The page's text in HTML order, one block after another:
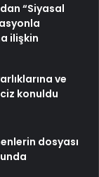
“Siyasal
ilişkin
ve
konuldu
dosyası